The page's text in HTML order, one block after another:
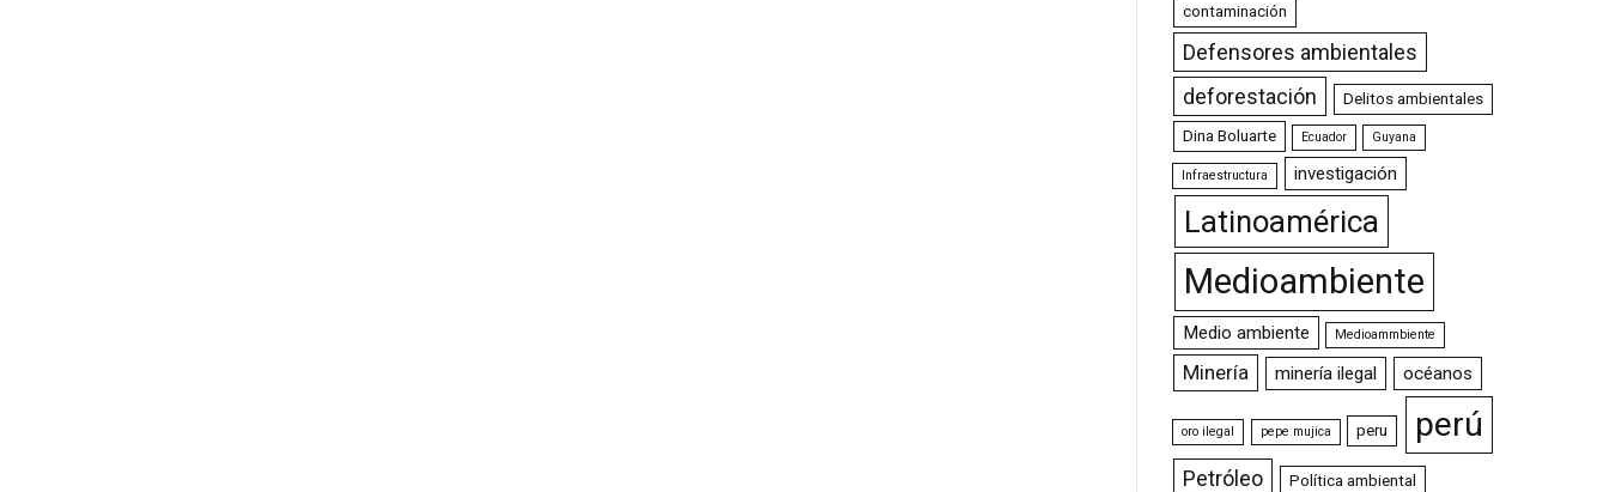
contaminación
Defensores ambientales
deforestación
Delitos ambientales
Dina Boluarte Ecuador Guyana
Infraestructura investigación
Latinoamérica
Medioambiente
Medio ambiente Medioammbiente
Minería minería ilegal océanos
oro ilegal pepe mujica peru perú
Petróleo Política ambiental